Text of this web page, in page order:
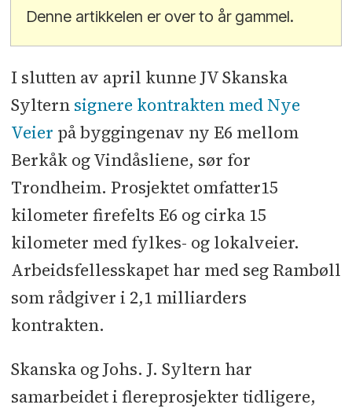
Denne artikkelen er over to år gammel.
I slutten av april kunne JV Skanska
Syltern signere kontrakten med Nye
Veier på byggingenav ny E6 mellom
Berkåk og Vindåsliene, sør for
Trondheim. Prosjektet omfatter15
kilometer firefelts E6 og cirka 15
kilometer med fylkes- og lokalveier.
Arbeidsfellesskapet har med seg Rambøll
som rådgiver i 2,1 milliarders
kontrakten.
Skanska og Johs. J. Syltern har
samarbeidet i flereprosjekter tidligere,